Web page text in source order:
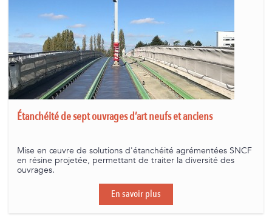
Étanchéité de sept ouvrages d’art neufs et anciens
Mise en œuvre de solutions d'étanchéité agrémentées SNCF
en résine projetée, permettant de traiter la diversité des
ouvrages.
En savoir plus